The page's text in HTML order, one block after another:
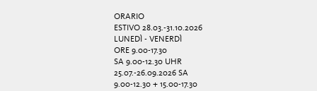
ORARIO
ESTIVO 28.03.-31.10.2026
LUNEDÌ - VENERDÌ
ORE 9.00-17.30
SA 9.00-12.30 UHR
25.07.-26.09.2026 SA
9.00-12.30 + 15.00-17.30